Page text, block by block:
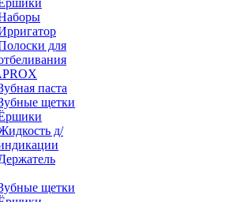
для
паста
щетки
д/
щетки